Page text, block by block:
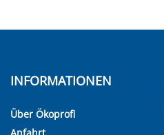
INFORMATIONEN
Über Ökoprofi